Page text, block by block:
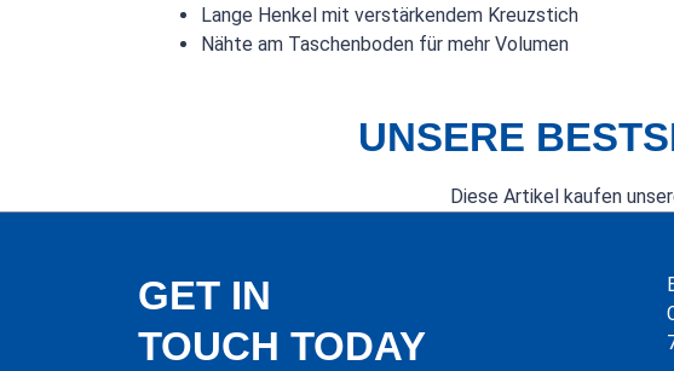
Lange Henkel mit verstärkendem Kreuzstich
Nähte am Taschenboden für mehr Volumen
UNSERE
Diese Artikel kaufen
GET IN
TOUCH TODAY